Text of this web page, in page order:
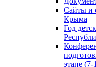
Сайты и
Крыма
Год
этапе (7-